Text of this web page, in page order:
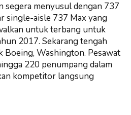
segera menyusul dengan 737
single-aisle 737 Max yang
untuk terbang untuk
2017. Sekarang tengah
Boeing, Washington. Pesawat
220 penumpang dalam
kompetitor langsung